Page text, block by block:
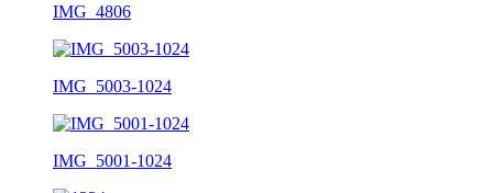
IMG_4806
IMG_5003-1024
IMG_5001-1024